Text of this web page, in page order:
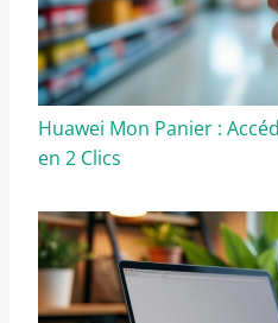
Huawei Mon Panier :
en 2 Clics